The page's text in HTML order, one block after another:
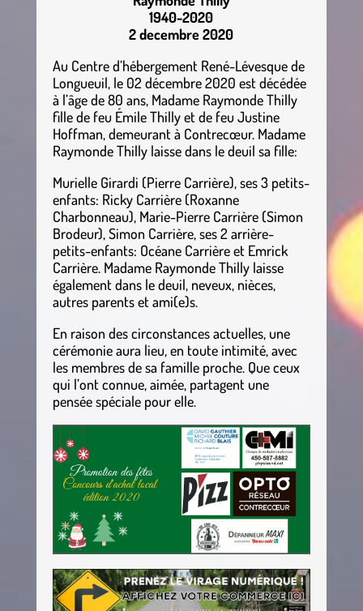
1940-2020
2 decembre 2020
Au Centre d’hébergement René-Lévesque de
Longueuil, le 02 décembre 2020 est décédée
à l’âge de 80 ans, Madame Raymonde Thilly
fille de feu Émile Thilly et de feu Justine
Hoffman, demeurant à Contrecœur. Madame
Raymonde Thilly laisse dans le deuil sa fille:
Murielle Girardi (Pierre Carrière), ses 3 petits-
enfants: Ricky Carrière (Roxanne
Charbonneau), Marie-Pierre Carrière (Simon
Brodeur), Simon Carrière, ses 2 arrière-
petits-enfants: Océane Carrière et Emrick
Carrière. Madame Raymonde Thilly laisse
également dans le deuil, neveux, nièces,
autres parents et ami(e)s.
En raison des circonstances actuelles, une
cérémonie aura lieu, en toute intimité, avec
les membres de sa famille proche. Que ceux
qui l’ont connue, aimée, partagent une
pensée spéciale pour elle.